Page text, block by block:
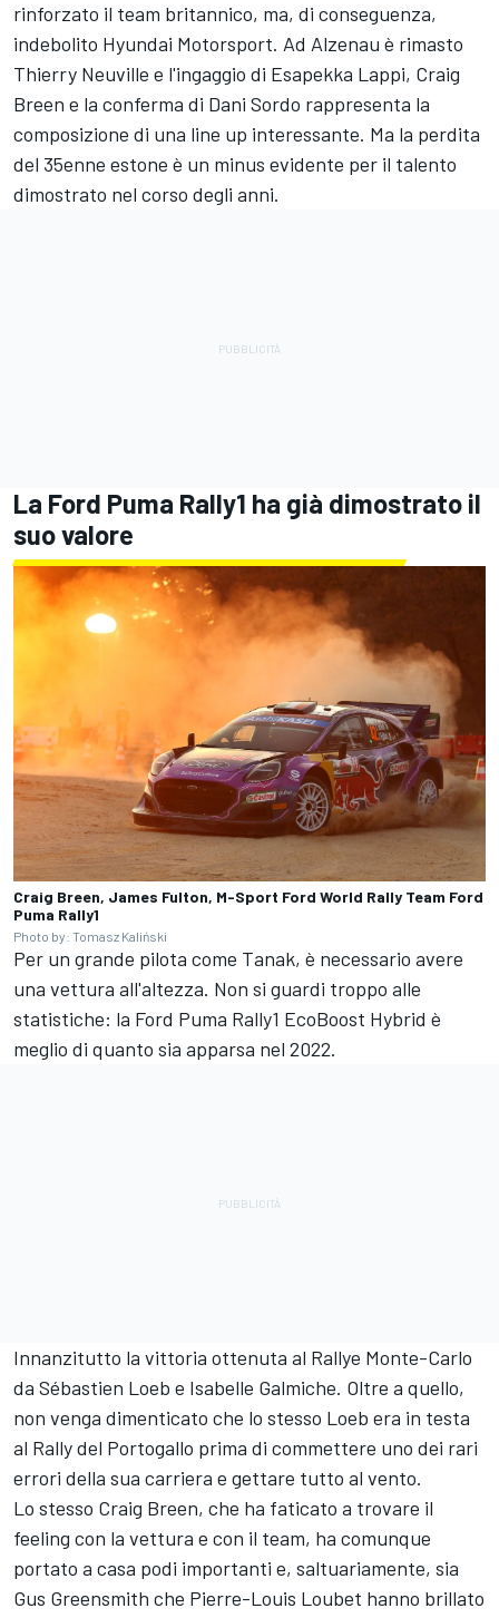
rinforzato il team britannico, ma, di conseguenza,
indebolito Hyundai Motorsport. Ad Alzenau è rimasto
Thierry Neuville e l'ingaggio di Esapekka Lappi, Craig
Breen e la conferma di Dani Sordo rappresenta la
composizione di una line up interessante. Ma la perdita
del 35enne estone è un minus evidente per il talento
dimostrato nel corso degli anni.
La Ford Puma Rally1 ha già dimostrato il
suo valore
Craig Breen, James Fulton, M-Sport Ford World Rally Team Ford
Puma Rally1
Photo by: Tomasz Kaliński
Per un grande pilota come Tanak, è necessario avere
una vettura all'altezza. Non si guardi troppo alle
statistiche: la Ford Puma Rally1 EcoBoost Hybrid è
meglio di quanto sia apparsa nel 2022.
Innanzitutto la vittoria ottenuta al Rallye Monte-Carlo
da Sébastien Loeb e Isabelle Galmiche. Oltre a quello,
non venga dimenticato che lo stesso Loeb era in testa
al Rally del Portogallo prima di commettere uno dei rari
errori della sua carriera e gettare tutto al vento.
Lo stesso Craig Breen, che ha faticato a trovare il
feeling con la vettura e con il team, ha comunque
portato a casa podi importanti e, saltuariamente, sia
Gus Greensmith che Pierre-Louis Loubet hanno brillato